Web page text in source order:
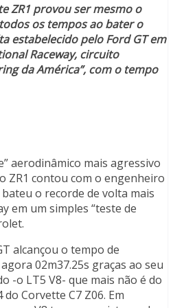
ZR1 provou ser mesmo o
os tempos ao bater o
estabelecido pelo Ford GT em
Raceway, circuito
da América”, com o tempo
aerodinâmico mais agressivo
ZR1 contou com o engenheiro
o recorde de volta mais
em um simples “teste de
alcançou o tempo de
02m37.25s graças ao seu
-o LT5 V8- que mais não é do
Corvette C7 Z06. Em